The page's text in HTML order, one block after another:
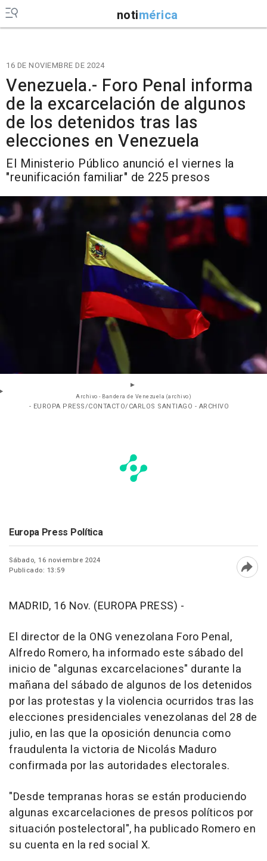
notimérica
16 DE NOVIEMBRE DE 2024
Venezuela.- Foro Penal informa
de la excarcelación de algunos
de los detenidos tras las
elecciones en Venezuela
El Ministerio Público anunció el viernes la
"reunificación familiar" de 225 presos
Archivo - Bandera de Venezuela (archivo)
- EUROPA PRESS/CONTACTO/CARLOS SANTIAGO - ARCHIVO
Europa Press Política
Sábado, 16 noviembre 2024
Publicado: 13:59
MADRID, 16 Nov. (EUROPA PRESS) -
El director de la ONG venezolana Foro Penal,
Alfredo Romero, ha informado este sábado del
inicio de "algunas excarcelaciones" durante la
mañana del sábado de algunos de los detenidos
por las protestas y la violencia ocurridos tras las
elecciones presidenciales venezolanas del 28 de
julio, en las que la oposición denuncia como
fraudulenta la victoria de Nicolás Maduro
confirmada por las autoridades electorales.
"Desde tempranas horas se están produciendo
algunas excarcelaciones de presos políticos por
situación postelectoral", ha publicado Romero en
su cuenta en la red social X.